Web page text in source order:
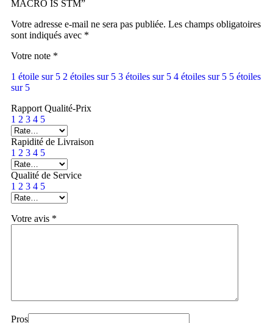
MACRO IS STM”
Votre adresse e-mail ne sera pas publiée. Les champs obligatoires
sont indiqués avec *
Votre note *
1 étoile sur 5 2 étoiles sur 5 3 étoiles sur 5 4 étoiles sur 5 5 étoiles
sur 5
Rapport Qualité-Prix
1 2 3 4 5
Rapidité de Livraison
1 2 3 4 5
Qualité de Service
1 2 3 4 5
Votre avis *
Pros